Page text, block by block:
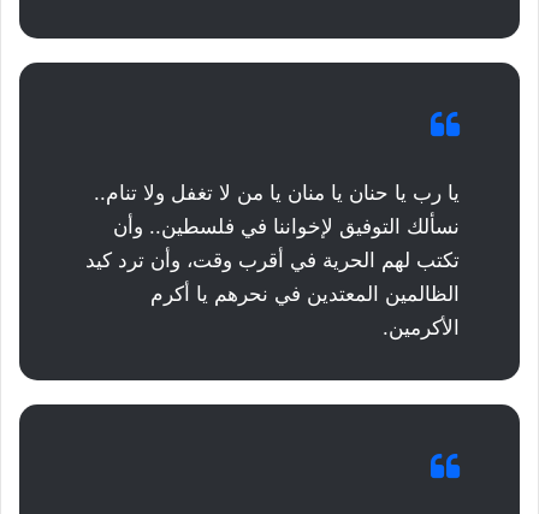
يا رب يا حنان يا منان يا من لا تغفل ولا تنام..
نسألك التوفيق لإخواننا في فلسطين.. وأن
تكتب لهم الحرية في أقرب وقت، وأن ترد كيد
الظالمين المعتدين في نحرهم يا أكرم
الأكرمين.